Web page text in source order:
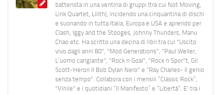
batterista in una ventina di gruppi (tra cui Not Moving,
Link Quartet, Lilith), incidendo una cinquantina di dischi
e suonando in tutta Italia, Europa e USA e aprendo per
Clash, Iggy and the Stooges, Johnny Thunders, Manu
Chao etc. Ha scritto una decina di libri tra cui "Uscito
vivo dagli anni 80", "Mod Generations", "Paul Weller,
L’uomo cangiante", "Rock n Goal", "Rock n Spor"t, Gil
Scott-Heron Il Bob Dylan Nero" e "Ray Charles- Il genio
senza tempo". Collabora con i mensili “Classic Rock”,
"Vinile" e i quotidiani “Il Manifesto” e “Libertà”. E' tra i